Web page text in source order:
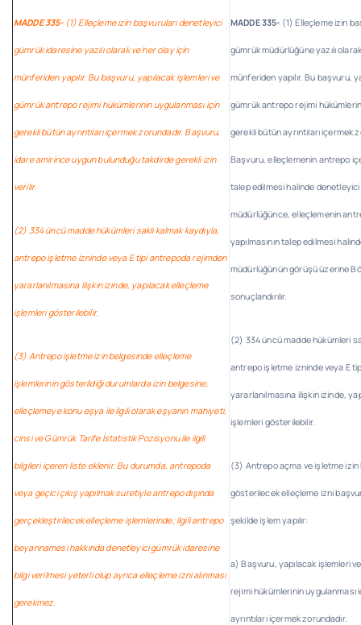
MADDE 335-(1) Elleçleme izin başvuruları denetleyici
gümrük idaresine yazılı olarak ve her olay için
münferiden yapılır. Bu başvuru, yapılacak işlemleri ve
gümrük antrepo rejimi hükümlerinin uygulanması için
gerekli bütün ayrıntıları içermek zorundadır. Başvuru,
idare amirince uygun bulunduğu takdirde gerekli izin
verilir.
(2) 334 üncü madde hükümleri saklı kalmak kaydıyla,
antrepo işletme izninde veya E tipi antrepoda rejimden
yararlanılmasına ilişkin izinde, yapılacak elleçleme
işlemleri gösterilebilir.
(3) Antrepo işletme izin belgesinde elleçleme
işlemlerinin gösterildiği durumlarda izin belgesine;
elleçlemeye konu eşya ile ilgili olarak eşyanın mahiyeti,
cinsi ve Gümrük Tarife İstatistik Pozisyonu ile ilgili
bilgileri içeren liste eklenir. Bu durumda, antrepoda
veya geçici çıkış yapılmak suretiyle antrepo dışında
gerçekleştirilecek elleçleme işlemlerinde; ilgili antrepo
beyannamesi hakkında denetleyici gümrük idaresine
bilgi verilmesi yeterli olup ayrıca elleçleme izni alınması
gerekmez.
MADDE 335- (1) Elleçleme izin
gümrük müdürlüğüne yazılı
münferiden yapılır. Bu başvuru,
gümrük antrepo rejimi
gerekli bütün ayrıntıları içermek
Başvuru, elleçlemenin antrepo
talep edilmesi halinde
müdürlüğünce, elleçlemenin
yapılmasının talep edilmesi
müdürlüğünün görüşü üzerine
sonuçlandırılır.
(2) 334 üncü madde hükümleri
antrepo işletme izninde veya E
yararlanılmasına ilişkin izinde,
işlemleri gösterilebilir.
(3) Antrepo açma ve işletme izin
gösterilecek elleçleme izni
şekilde işlem yapılır:
a) Başvuru, yapılacak işlemleri
rejimi hükümlerinin uygulanması
ayrıntıları içermek zorundadır.